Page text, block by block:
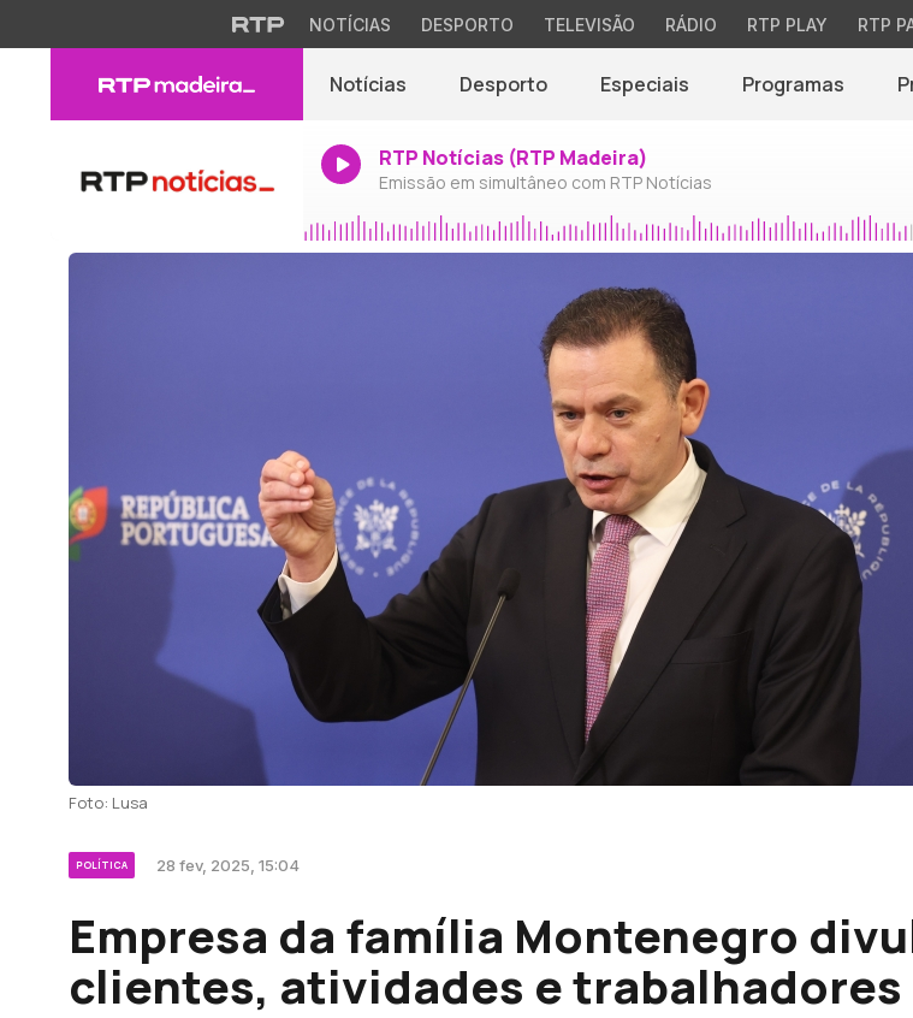
NOTÍCIAS DESPORTO TELEVISÃO RÁDIO RTP PLAY RTP
Notícias Desporto Especiais Programas
RTP Notícias (RTP Madeira)
Emissão em simultâneo com RTP Notícias
Foto: Lusa
POLÍTICA 28 fev, 2025, 15:04
Empresa da família Montenegro
clientes, atividades e trabalhadores